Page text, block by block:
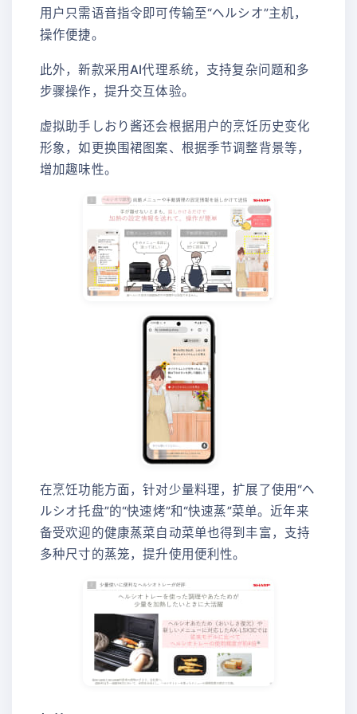
用户只需语音指令即可传输至“ヘルシオ”主机，
操作便捷。
此外，新款采用AI代理系统，支持复杂问题和多
步骤操作，提升交互体验。
虚拟助手しおり酱还会根据用户的烹饪历史变化
形象，如更换围裙图案、根据季节调整背景等，
增加趣味性。
在烹饪功能方面，针对少量料理，扩展了使用“ヘ
ルシオ托盘”的“快速烤”和“快速蒸”菜单。近年来
备受欢迎的健康蒸菜自动菜单也得到丰富，支持
多种尺寸的蒸笼，提升使用便利性。